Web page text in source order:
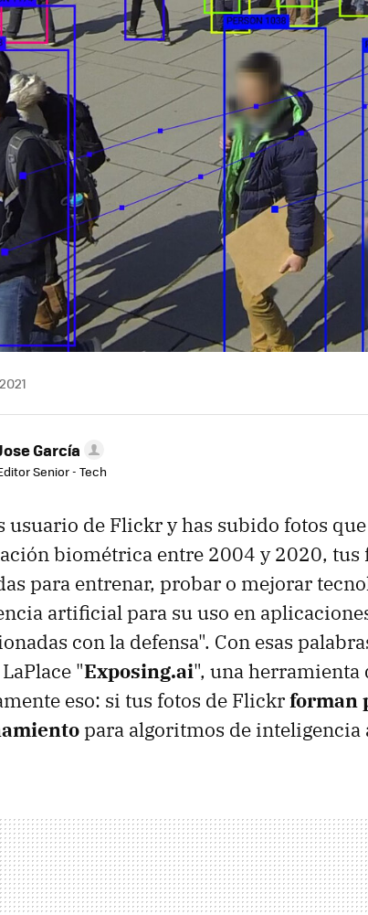
García
Senior - Tech
usuario de Flickr y has subido fotos
biométrica entre 2004 y 2020, tus
para entrenar, probar o mejorar
artificial para su uso en
con la defensa". Con esas
"Exposing.ai", una herramienta
eso: si tus fotos de Flickrforman
para algoritmos de